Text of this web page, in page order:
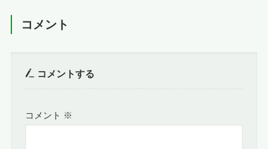
コメント
コメントする
コメント ※